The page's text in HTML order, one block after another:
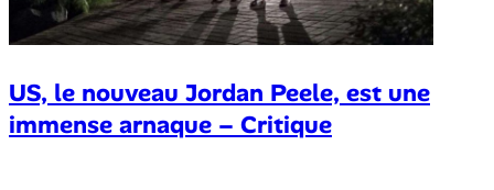
US, le nouveau Jordan Peele, est une
immense arnaque – Critique